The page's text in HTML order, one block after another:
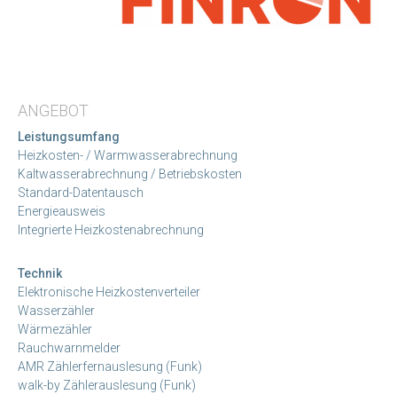
ANGEBOT
Leistungsumfang
Heizkosten- / Warmwasserabrechnung
Kaltwasserabrechnung / Betriebskosten
Standard-Datentausch
Energieausweis
Integrierte Heizkostenabrechnung
Technik
Elektronische Heizkostenverteiler
Wasserzähler
Wärmezähler
Rauchwarnmelder
AMR Zählerfernauslesung (Funk)
walk-by Zählerauslesung (Funk)